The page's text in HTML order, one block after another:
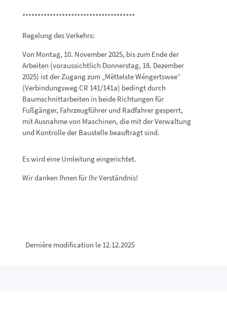
*************************************
Regelung des Verkehrs:
Von Montag, 10. November 2025, bis zum Ende der
Arbeiten (voraussichtlich Donnerstag, 18. Dezember
2025) ist der Zugang zum „Mëttelste Wéngertswee”
(Verbindungsweg CR 141/141a) bedingt durch
Baumschnittarbeiten in beide Richtungen für
Fußgänger, Fahrzeugführer und Radfahrer gesperrt,
mit Ausnahme von Maschinen, die mit der Verwaltung
und Kontrolle der Baustelle beauftragt sind.
Es wird eine Umleitung eingerichtet.
Wir danken Ihnen für Ihr Verständnis!
Dernière modification le 12.12.2025